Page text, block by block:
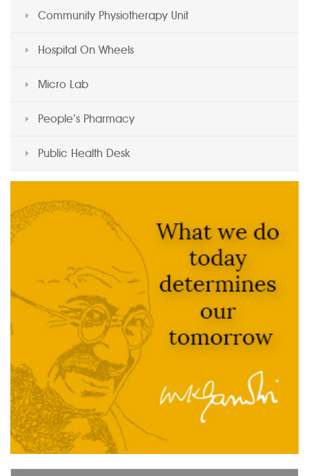
Community Physiotherapy Unit
Hospital On Wheels
Micro Lab
People’s Pharmacy
Public Health Desk